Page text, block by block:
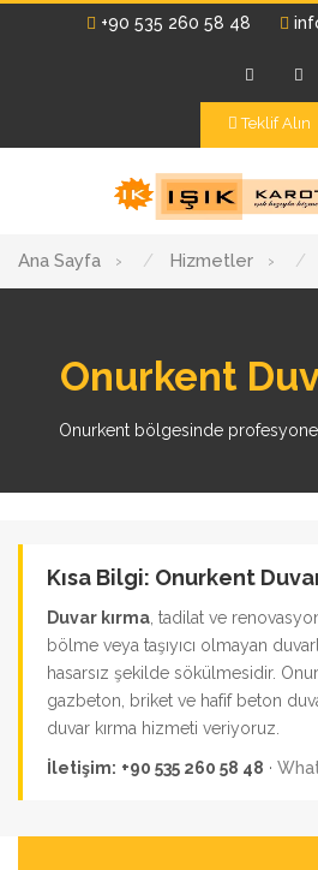
+90 535 260 58 48
Teklif Alın
Ana Sayfa › Hizmetler ›
Onurkent
Onurkent bölgesinde
Kısa Bilgi: Onurkent
Duvar kırma , tadilat ve
bölme veya taşıyıcı olmayan
hasarsız şekilde sökülmesidir.
gazbeton, briket ve hafif beton
duvar kırma hizmeti veriyoruz.
İletişim: +90 535 260 58 48 ·